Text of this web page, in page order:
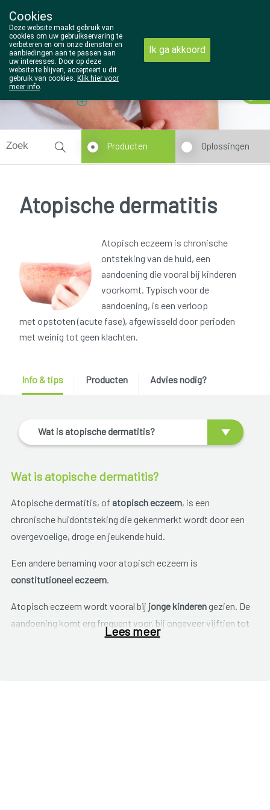
014/810298
Vandaag Nugesloten
Producten Oplossingen
Atopische dermatitis
Atopisch eczeem is chronische
ontsteking van de huid, een
aandoening die vooral bij kinderen
voorkomt. Typisch voor de
aandoening, is een verloop
met opstoten (acute fase), afgewisseld door perioden
met weinig tot geen klachten.
Info & tips Producten Advies nodig?
Wat is atopische dermatitis?
Wat is atopische dermatitis?
Atopische dermatitis, of atopisch eczeem, is een
chronische huidontsteking die gekenmerkt wordt door een
overgevoelige, droge en jeukende huid.
Een andere benaming voor atopisch eczeem is
constitutioneel eczeem.
Atopisch eczeem wordt vooral bij jonge kinderengezien. De
aandoening komt erg frequent voor, bij ongeveer vijftien tot
twintig procent van de Belgische kinderen. In de meeste
Lees meer
Cookies
Deze website maakt gebruik van
cookies om uw gebruikservaring te
verbeteren en om onze diensten en
aanbiedingen aan te passen aan
uw interesses. Door op deze
website te blijven, accepteert u dit
gebruik van cookies. Klik hier voor
meer info.
Ik ga akkoord